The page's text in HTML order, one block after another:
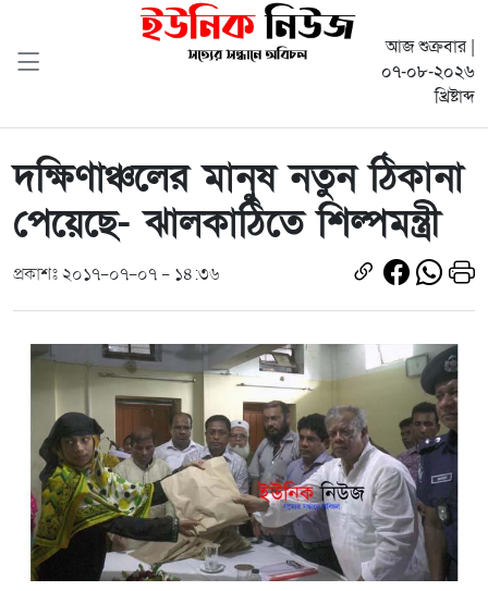
আজ শুক্রবার |
০৭-০৮-২০২৬
খ্রিষ্টাব্দ
দক্ষিণাঞ্চলের মানুষ নতুন ঠিকানা
পেয়েছে- ঝালকাঠিতে শিল্পমন্ত্রী
প্রকাশঃ ২০১৭-০৭-০৭ - ১৪:৩৬